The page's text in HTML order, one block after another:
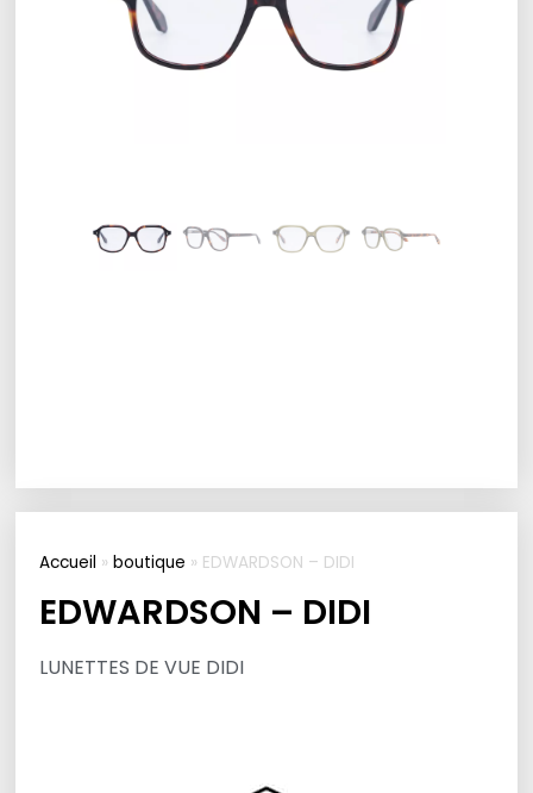
Accueil »boutique » EDWARDSON – DIDI
EDWARDSON – DIDI
LUNETTES DE VUE DIDI